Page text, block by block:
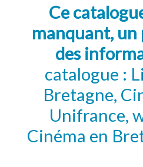
Ce
manquant, un
des
catalogue :
Bretagne,
Unifrance,
Cinéma en